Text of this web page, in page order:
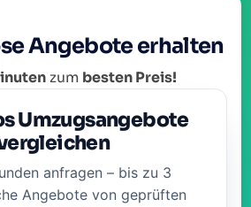
Angebote erhalten
zum besten Preis!
Umzugsangebote
anfragen – bis zu 3
Angebote von geprüften